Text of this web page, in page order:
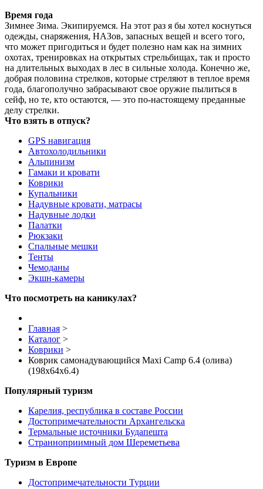
Время года
Зимнее Зима. Экипируемся. На этот раз я бы хотел коснуться
одежды, снаряжения, НАЗов, запасных вещей и всего того,
что может пригодиться и будет полезно нам как на зимних
охотах, тренировках на открытых стрельбищах, так и просто
на длительных выходах в лес в сильные холода. Конечно же,
добрая половина стрелков, которые стреляют в теплое время
года, благополучно забрасывают свое оружие пылиться в
сейф, но те, кто остаются, — это по-настоящему преданные
делу стрелки.
Что взять в отпуск?
GPS навигация
Автохолодильники
Альпинизм
Гамаки и кровати
Коврики
Купальники
Надувные кровати, матрасы
Надувные лодки
Палатки
Рюкзаки
Спальные мешки
Тенты
Чемоданы
Экшн-камеры
Что посмотреть на каникулах?
Главная >
Каталог >
Коврики >
Коврик самонадувающийся Maxi Camp 6.4 (олива)
(198x64x6.4)
Популярный туризм
Карелия, республика в составе России
Достопримечательности Архангельска
Термальные источники Будапешта
Странноприимный дом Шереметьева
Туризм в Европе
Достопримечательности Турции